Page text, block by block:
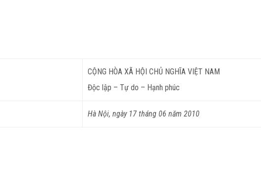
CỘNG HÒA XÃ HỘI CHỦ NGHĨA VIỆT NAM
Độc lập – Tự do – Hạnh phúc
Hà Nội, ngày 17 tháng 06 năm 2010